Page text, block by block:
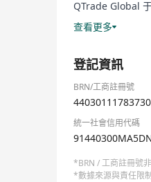
QTrade Global
供金融科技技术
邀精英加入。
https://
技术优势：母公
技术均拥有完全
和跨地区技术适
客户资源：公司
市商业银行、农
凭借优质的产品
查看更多
登記資訊
BRN/工商註冊號
統一社會信用代碼
*BRN / 工商註冊號
*數據來源與責任限